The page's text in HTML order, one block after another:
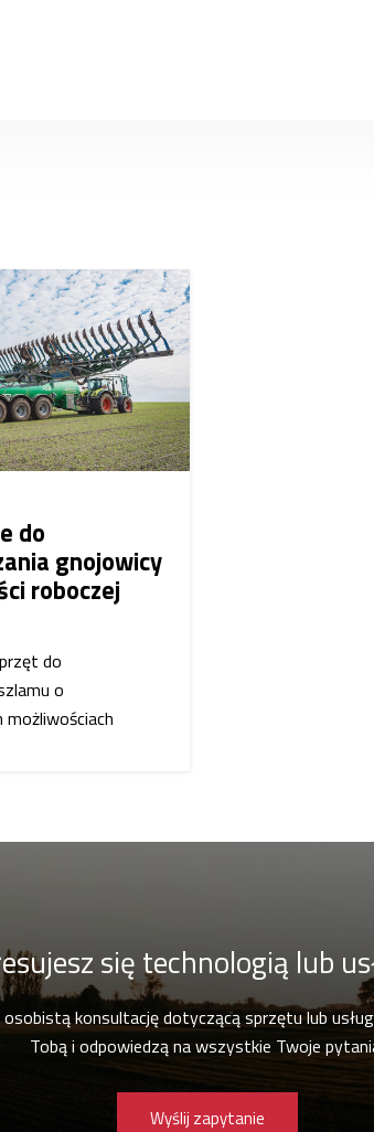
do
gnojowicy
roboczej
do
o
możliwościach
się technologią lub
konsultację dotyczącą sprzętu lub
Tobą i odpowiedzą na wszystkie Twoje
Wyślij zapytanie